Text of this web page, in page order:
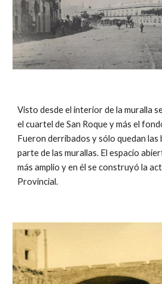
Visto desde el interior de la muralla
el cuartel de San Roque y más el
Fueron derribados y sólo quedan
parte de las murallas. El espacio
más amplio y en él se construyó la
Provincial.